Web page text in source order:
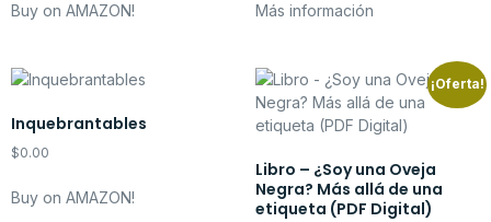
Buy on AMAZON! Más información
Inquebrantables
$0.00
Buy on AMAZON!
¡Oferta!
Libro – ¿Soy una Oveja
Negra? Más allá de una
etiqueta (PDF Digital)